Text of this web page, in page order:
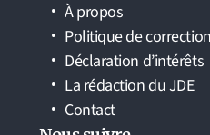
À propos
Politique de
Déclaration d’intérêts
La rédaction du JDE
Contact